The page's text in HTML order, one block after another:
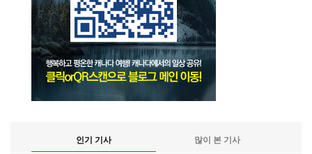
인기 기사 많이 본 기사